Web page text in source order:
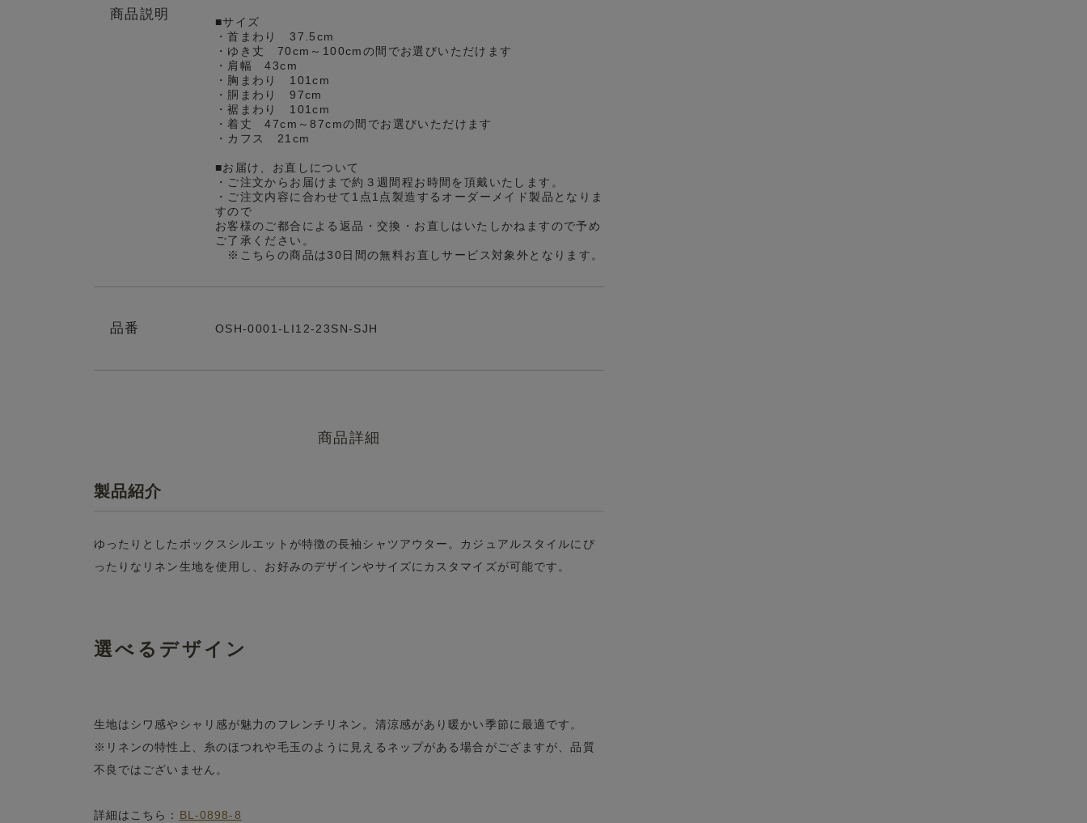
商品説明
■サイズ
・首まわり 37.5cm
・ゆき丈 70cm～100cmの間でお選びいただけます
・肩幅 43cm
・胸まわり 101cm
・胴まわり 97cm
・裾まわり 101cm
・着丈 47cm～87cmの間でお選びいただけます
・カフス 21cm
■お届け、お直しについて
・ご注文からお届けまで約３週間程お時間を頂戴いたします。
・ご注文内容に合わせて1点1点製造するオーダーメイド製品となりま
すので
お客様のご都合による返品・交換・お直しはいたしかねますので予め
ご了承ください。
※こちらの商品は30日間の無料お直しサービス対象外となります。
品番 OSH-0001-LI12-23SN-SJH
商品詳細
製品紹介
ゆったりとしたボックスシルエットが特徴の長袖シャツアウター。カジュアルスタイルにぴ
ったりなリネン生地を使用し、お好みのデザインやサイズにカスタマイズが可能です。
選べるデザイン
生地はシワ感やシャリ感が魅力のフレンチリネン。清涼感があり暖かい季節に最適です。
※リネンの特性上、糸のほつれや毛玉のように見えるネップがある場合がござますが、品質
不良ではございません。
詳細はこちら： BL-0898-8